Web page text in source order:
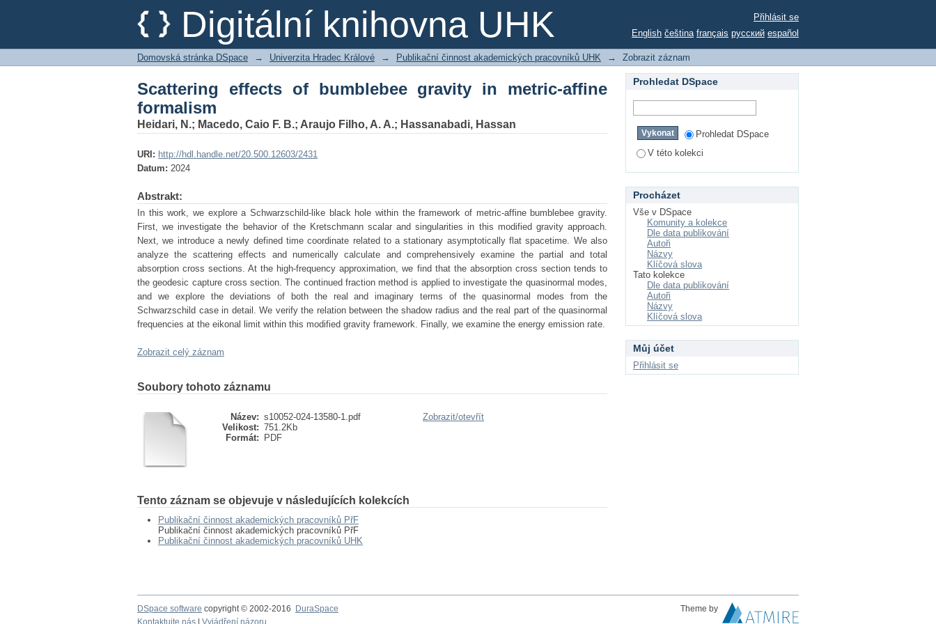
Digitální knihovna UHK
Scattering effects of bumblebee gravity in metric-affine formalism
Přihlásit se
English čeština français русский español
Domovská stránka DSpace → Univerzita Hradec Králové → Publikační činnost akademických pracovníků UHK → Zobrazit záznam
Scattering effects of bumblebee gravity in metric-affine
formalism
Heidari, N.; Macedo, Caio F. B.; Araujo Filho, A. A.; Hassanabadi, Hassan
URI: http://hdl.handle.net/20.500.12603/2431
Datum: 2024
Abstrakt:
In this work, we explore a Schwarzschild-like black hole within the framework of metric-affine bumblebee gravity.
First, we investigate the behavior of the Kretschmann scalar and singularities in this modified gravity approach.
Next, we introduce a newly defined time coordinate related to a stationary asymptotically flat spacetime. We also
analyze the scattering effects and numerically calculate and comprehensively examine the partial and total
absorption cross sections. At the high-frequency approximation, we find that the absorption cross section tends to
the geodesic capture cross section. The continued fraction method is applied to investigate the quasinormal modes,
and we explore the deviations of both the real and imaginary terms of the quasinormal modes from the
Schwarzschild case in detail. We verify the relation between the shadow radius and the real part of the quasinormal
frequencies at the eikonal limit within this modified gravity framework. Finally, we examine the energy emission rate.
Zobrazit celý záznam
Soubory tohoto záznamu
Název: s10052-024-13580-1.pdf
Velikost: 751.2Kb
Formát:
PDF
Zobrazit/otevřít
Tento záznam se objevuje v následujících kolekcích
Publikační činnost akademických pracovníků PřF
Publikační činnost akademických pracovníků PřF
Publikační činnost akademických pracovníků UHK
Prohledat DSpace
Prohledat DSpace
V této kolekci
Procházet
Vše v DSpace
Komunity a kolekce
Dle data publikování
Autoři
Názvy
Klíčová slova
Tato kolekce
Dle data publikování
Autoři
Názvy
Klíčová slova
Můj účet
Přihlásit se
DSpace software copyright © 2002-2016 DuraSpace
Theme by
Kontaktujte nás
Vyjádření názoru